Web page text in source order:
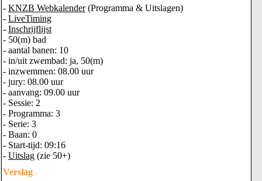
- KNZB Webkalender(Programma & Uitslagen)
- LiveTiming
- Inschrijflijst
- 50(m) bad
- aantal banen: 10
- in/uit zwembad: ja, 50(m)
- inzwemmen: 08.00 uur
- jury: 08.00 uur
- aanvang: 09.00 uur
- Sessie: 2
- Programma: 3
- Serie: 3
- Baan: 0
- Start-tijd: 09:16
- Uitslag (zie 50+)
Verslag